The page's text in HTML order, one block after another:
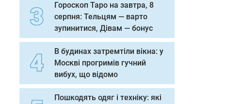
Гороскоп Таро на завтра, 8
серпня: Тельцям — варто
зупинитися, Дівам — бонус
В будинах затремтіли вікна: у
Москві прогримів гучний
вибух, що відомо
Пошкодять одяг і техніку: які